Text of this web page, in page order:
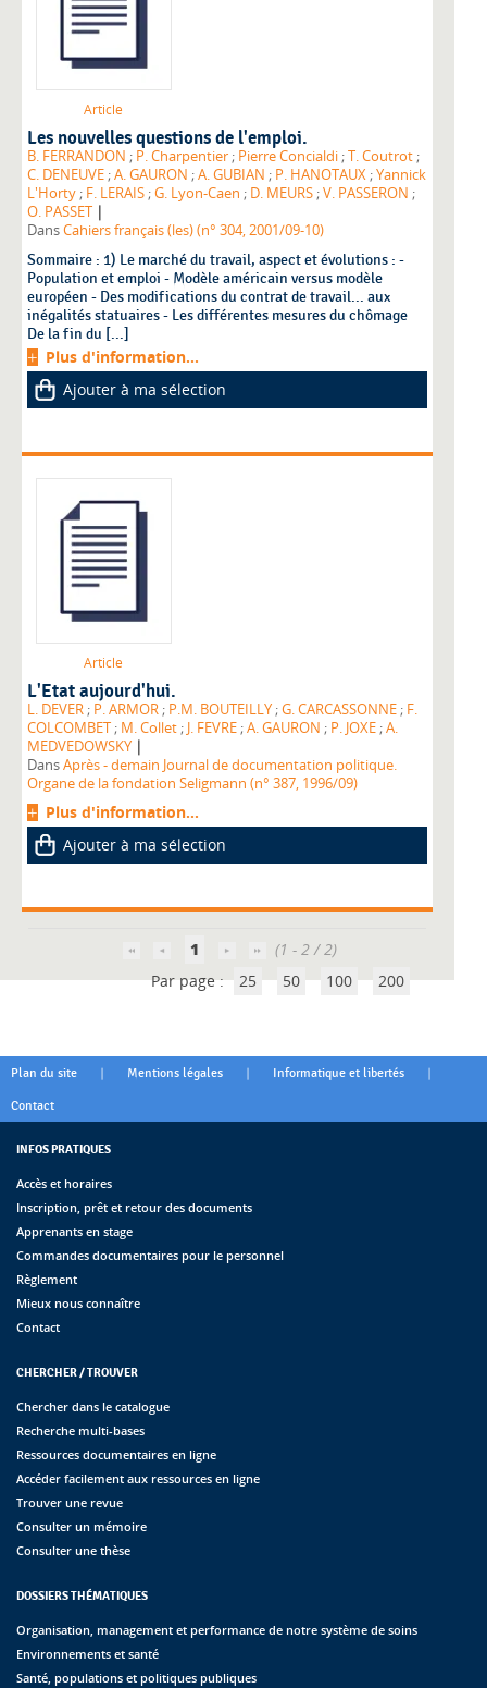
Article
Les nouvelles questions de l'emploi.
B. FERRANDON ; P. Charpentier ; Pierre Concialdi ;T. Coutrot ;
C. DENEUVE ;A. GAURON ;A. GUBIAN ; P. HANOTAUX ;Yannick
L'Horty ; F. LERAIS ;G. Lyon-Caen ; D. MEURS ;V. PASSERON ;
O. PASSET |
DansCahiers français (les) (n° 304, 2001/09-10)
Sommaire : 1) Le marché du travail, aspect et évolutions : -
Population et emploi - Modèle américain versus modèle
européen - Des modifications du contrat de travail... aux
inégalités statuaires - Les différentes mesures du chômage
De la fin du [...]
Plus d'information...
Ajouter à ma sélection
Article
L'Etat aujourd'hui.
L. DEVER ; P. ARMOR ; P.M. BOUTEILLY ;G. CARCASSONNE ; F.
COLCOMBET ; M. Collet ; J. FEVRE ;A. GAURON ; P. JOXE ;A.
MEDVEDOWSKY |
DansAprès - demain Journal de documentation politique.
Organe de la fondation Seligmann (n° 387, 1996/09)
Plus d'information...
Ajouter à ma sélection
1
(1 - 2 / 2)
Par page : 25 50 100 200
Plan du site | Mentions légales | Informatique et libertés |
Contact
INFOS PRATIQUES
Accès et horaires
Inscription, prêt et retour des documents
Apprenants en stage
Commandes documentaires pour le personnel
Règlement
Mieux nous connaître
Contact
CHERCHER / TROUVER
Chercher dans le catalogue
Recherche multi-bases
Ressources documentaires en ligne
Accéder facilement aux ressources en ligne
Trouver une revue
Consulter un mémoire
Consulter une thèse
DOSSIERS THÉMATIQUES
Organisation, management et performance de notre système de soins
Environnements et santé
Santé, populations et politiques publiques